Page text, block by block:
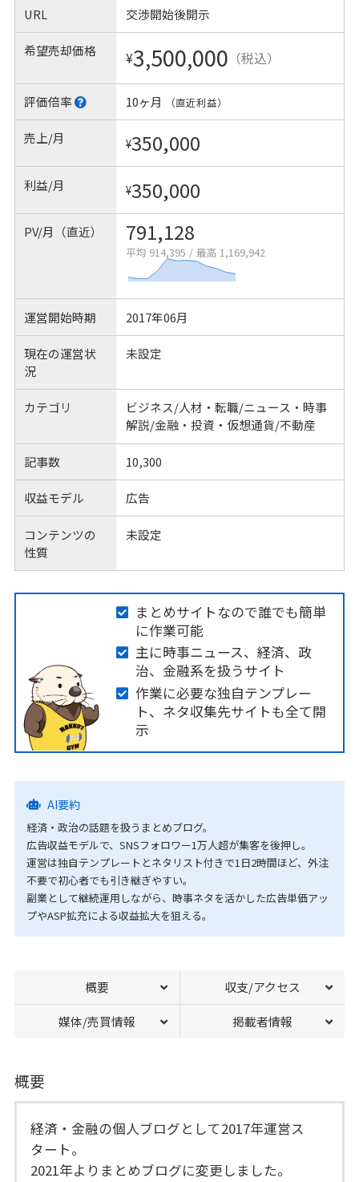
URL 交渉開始後開示
希望売却価格 ¥3,500,000 （税込）
評価倍率 10ヶ月 （直近利益）
売上/月 ¥350,000
利益/月 ¥350,000
PV/月（直近） 791,128
平均 914,395 / 最高 1,169,942
運営開始時期 2017年06月
現在の運営状
況
未設定
カテゴリ
ビジネス/人材・転職/ニュース・時事
解説/金融・投資・仮想通貨/不動産
記事数 10,300
収益モデル 広告
コンテンツの
性質
未設定
まとめサイトなので誰でも簡単
に作業可能
主に時事ニュース、経済、政
治、金融系を扱うサイト
作業に必要な独自テンプレー
ト、ネタ収集先サイトも全て開
示
AI要約
経済・政治の話題を扱うまとめブログ。
広告収益モデルで、SNSフォロワー1万人超が集客を後押し。
運営は独自テンプレートとネタリスト付きで1日2時間ほど、外注
不要で初心者でも引き継ぎやすい。
副業として継続運用しながら、時事ネタを活かした広告単価アッ
プやASP拡充による収益拡大を狙える。
概要 収支/アクセス
媒体/売買情報 掲載者情報
概要
経済・金融の個人ブログとして2017年運営ス
タート。
2021年よりまとめブログに変更しました。